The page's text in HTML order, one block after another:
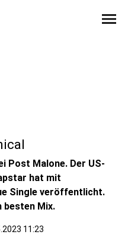
menu
Post Malone. Der US-
hat mit
Single veröffentlicht.
besten Mix.
11:23